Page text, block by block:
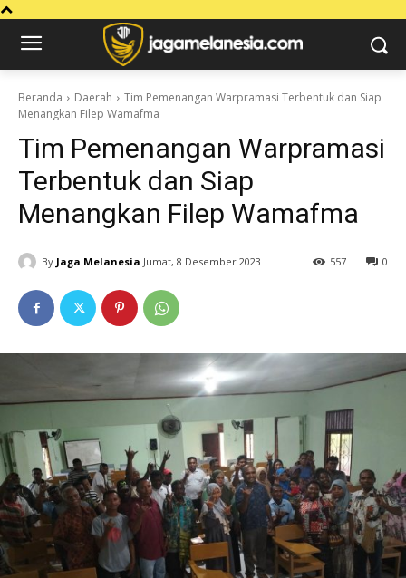
Beranda Daerah
Tim Pemenangan Warpramasi Terbentuk dan Siap
Menangkan Filep Wamafma
Tim Pemenangan Warpramasi
Terbentuk dan Siap
Menangkan Filep Wamafma
By Jaga Melanesia Jumat, 8 Desember 2023 0
557